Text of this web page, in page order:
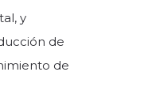
y
de
de